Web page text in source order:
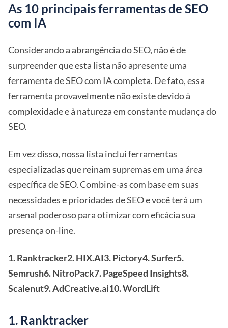
As 10 principais ferramentas de SEO
com IA
Considerando a abrangência do SEO, não é de
surpreender que esta lista não apresente uma
ferramenta de SEO com IA completa. De fato, essa
ferramenta provavelmente não existe devido à
complexidade e à natureza em constante mudança do
SEO.
Em vez disso, nossa lista inclui ferramentas
especializadas que reinam supremas em uma área
específica de SEO. Combine-as com base em suas
necessidades e prioridades de SEO e você terá um
arsenal poderoso para otimizar com eficácia sua
presença on-line.
1. Ranktracker2. HIX.AI3. Pictory4. Surfer5.
Semrush6. NitroPack7. PageSpeed Insights8.
Scalenut9. AdCreative.ai10. WordLift
1. Ranktracker